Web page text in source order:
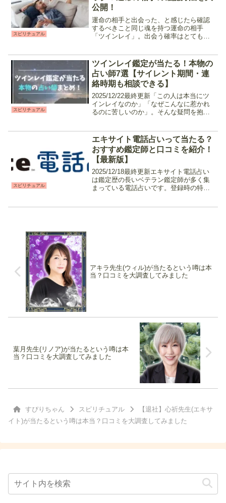
スピリチュアル
公開！
運命の相手と出会った、と感じたら確認
するべきこと同じ魂を持つ運命の相手
「ツインレイ」。出会う確率はとても低
うな確率で出会うツインレイですが、
「運命的なものを感じる」と言...
スピリチュアル
ツインレイ鑑定が当たる！本物の
占い師7選【サイレント期間・連
絡時期も相談できる】
2025/12/22最終更新「この人は本当にツ
インレイなのか」「なぜこんなに惹かれ
るのに苦しいのか」。そんな疑問を抱え
鑑定とは？ツインレイ鑑定は強い霊視能
力や高次元の存...
スピリチュアル
エキサイト電話占いって当たる？
おすすめ鑑定師と口コミを紹介！
【最新版】
2025/12/18最終更新エキサイト電話占い
は鑑定歴の長いベテラン鑑定師が多く集
まっている電話占いです。登録時の特典
アキラ先生(ウィル)が当たるという噂は本
当？口コミを大調査してみました
葉月先生(リノア)が当たるという噂は本
当？口コミを大調査してみました
すぴりちゃん スピリチュアル
【退社】心祈先生(エキサ
イト)が当たるという噂は本当？口コミを大調査してみました